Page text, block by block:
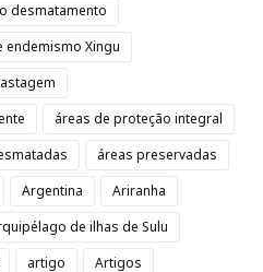
desmatamento
endemismo Xingu
áreas de proteção integral
áreas preservadas
Argentina
Ariranha
de ilhas de Sulu
artigo
Artigos